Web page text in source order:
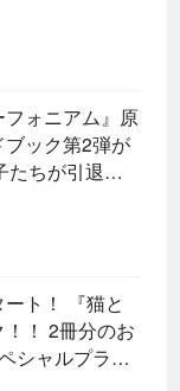
ォニアム』原
ック第2弾が
など充実の内
ト！ 『猫と
！ 2冊分のお
シャルプライ
も発売！